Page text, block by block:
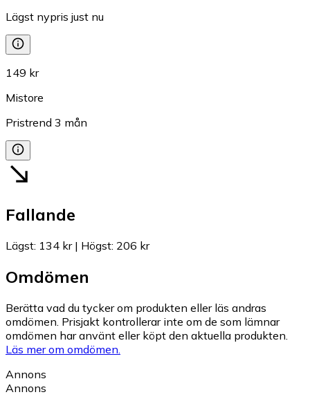
Lägst nypris just nu
149 kr
Mistore
Pristrend 3 mån
Fallande
Lägst: 134 kr| Högst: 206 kr
Omdömen
Berätta vad du tycker om produkten eller läs andras
omdömen. Prisjakt kontrollerar inte om de som lämnar
omdömen har använt eller köpt den aktuella produkten.
Läs mer om omdömen.
Annons
Annons